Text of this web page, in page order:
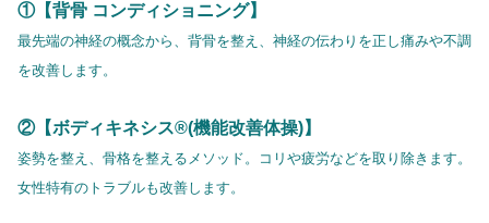
①【背骨 コンディショニング】
最先端の神経の概念から、 背骨を整え、神経の伝わりを正し痛みや不調
を改善します。
②【ボディキネシス®️(機能改善体操)】
姿勢を整え、骨格を整えるメソッド。コリや疲労などを取り除きます。
女性特有のトラブルも改善します。